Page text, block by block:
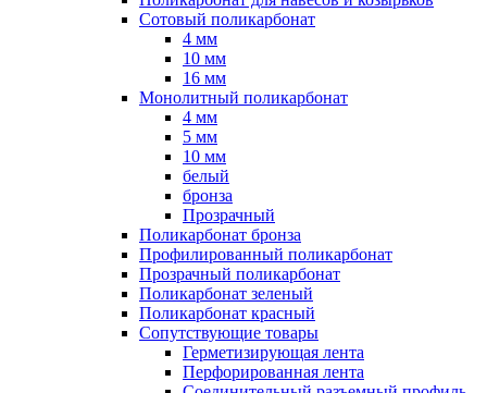
Сотовый поликарбонат
4 мм
10 мм
16 мм
Монолитный поликарбонат
4 мм
5 мм
10 мм
белый
бронза
Прозрачный
Поликарбонат бронза
Профилированный поликарбонат
Прозрачный поликарбонат
Поликарбонат зеленый
Поликарбонат красный
Сопутствующие товары
Герметизирующая лента
Перфорированная лента